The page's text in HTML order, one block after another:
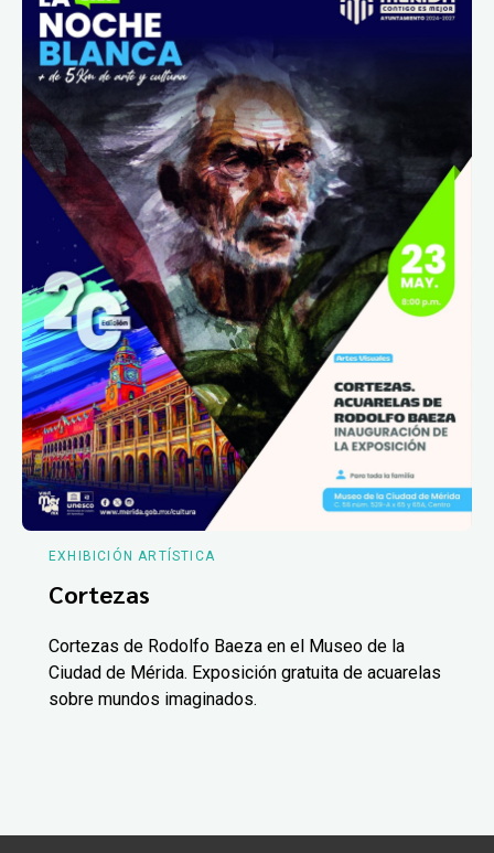
EXHIBICIÓN ARTÍSTICA
Cortezas
Cortezas de Rodolfo Baeza en el Museo de la
Ciudad de Mérida. Exposición gratuita de acuarelas
sobre mundos imaginados.